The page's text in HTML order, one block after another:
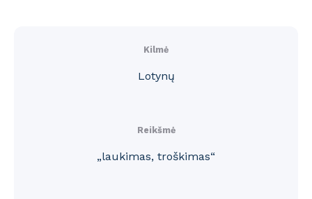
Kilmė
Lotynų
Reikšmė
„laukimas, troškimas“